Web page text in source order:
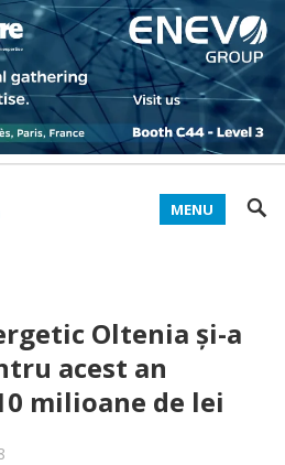
MENU
Oltenia şi-a
acest an
milioane de lei